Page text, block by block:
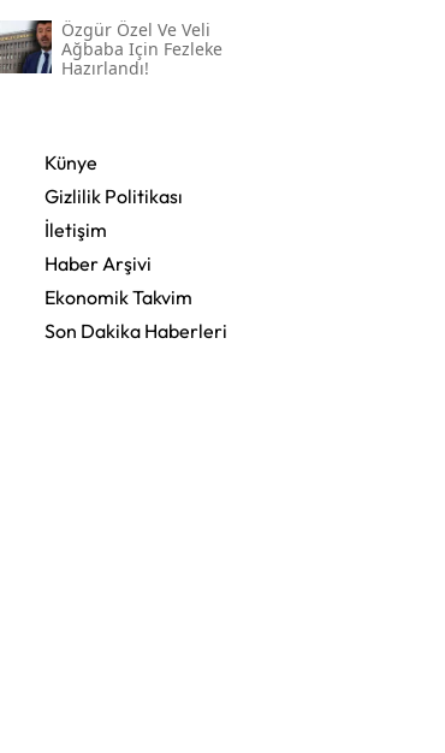
Özgür Özel Ve Veli
Ağbaba Için Fezleke
Hazırlandı!
Künye
Gizlilik Politikası
İletişim
Haber Arşivi
Ekonomik Takvim
Son Dakika Haberleri